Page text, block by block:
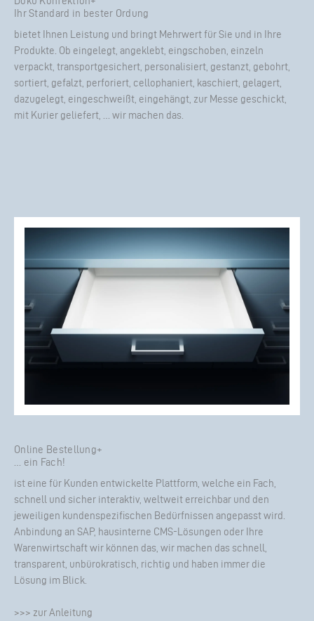
Ihr Standard in bester Ordung
bietet Ihnen Leistung und bringt Mehrwert für Sie und in Ihre
Produkte. Ob eingelegt, angeklebt, eingschoben, einzeln
verpackt, transportgesichert, personalisiert, gestanzt, gebohrt,
sortiert, gefalzt, perforiert, cellophaniert, kaschiert, gelagert,
dazugelegt, eingeschweißt, eingehängt, zur Messe geschickt,
mit Kurier geliefert, … wir machen das.
Online Bestellung+
… ein Fach!
ist eine für Kunden entwickelte Plattform, welche ein Fach,
schnell und sicher interaktiv, weltweit erreichbar und den
jeweiligen kundenspezifischen Bedürfnissen angepasst wird.
Anbindung an SAP, hausinterne CMS-Lösungen oder Ihre
Warenwirtschaft wir können das, wir machen das schnell,
transparent, unbürokratisch, richtig und haben immer die
Lösung im Blick.
>>> zur Anleitung